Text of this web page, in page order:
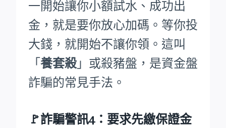
一開始讓你小額試水、成功出
金，就是要你放心加碼。等你投
大錢，就開始不讓你領。這叫
「 養套殺」或殺豬盤，是資金盤
詐騙的常見手法。
🚩詐騙警訊4：要求先繳保證金